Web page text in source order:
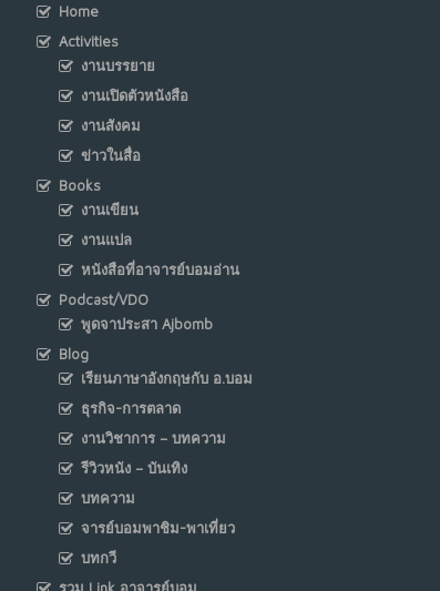
เมื่อรัฐบาลเริ่มคิดแบบแพลตฟอร์ม : AI กำลัง
เปลี่ยนรัฐราชการไปตลอดกาล
พ.ค. 28, 2026
NO COMMENTS
เมื่อโลกออนไลน์ กลายเป็น“ศาลเตี้ย”
พ.ค. 4, 2026
NO COMMENTS
อินโดนีเซีย กับเกมอำนาจที่มองไม่เห็น
NO COMMENTS
Home
Activities
งานบรรยาย
งานเปิดตัวหนังสือ
งานสังคม
ข่าวในสื่อ
Books
งานเขียน
งานแปล
หนังสือที่อาจารย์บอมอ่าน
Podcast/VDO
พูดจาประสา Ajbomb
Blog
เรียนภาษาอังกฤษกับ อ.บอม
ธุรกิจ-การตลาด
งานวิชาการ – บทความ
รีวิวหนัง – บันเทิง
บทความ
จารย์บอมพาชิม-พาเที่ยว
บทกวี
รวม Link อาจารย์บอม